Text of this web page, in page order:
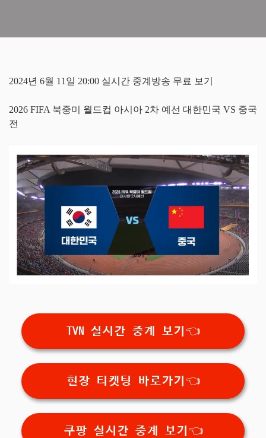
2024년 6월 11일 20:00 실시간 중계방송 무료 보기
2026 FIFA 북중미 월드컵 아시아 2차 예선 대한민국 VS 중국
전
TVN 실시간 중계 보기👈
현장 티켓팅 바로가기👈
쿠팡 실시간 중계 보기👈